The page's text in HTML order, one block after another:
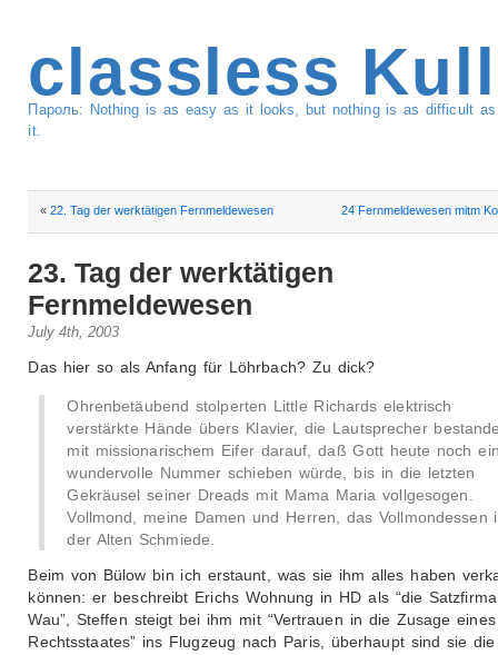
classless
Пароль: Nothing is as easy as it looks, but nothing is as difficult
it.
«22. Tag der werktätigen Fernmeldewesen 24 Fernmeldewesen mitm
23. Tag der werktätigen
Fernmeldewesen
July 4th, 2003
Das hier so als Anfang für Löhrbach? Zu dick?
Ohrenbetäubend stolperten Little Richards elektrisch
verstärkte Hände übers Klavier, die Lautsprecher
mit missionarischem Eifer darauf, daß Gott heute noch
wundervolle Nummer schieben würde, bis in die letzten
Gekräusel seiner Dreads mit Mama Maria vollgesogen.
Vollmond, meine Damen und Herren, das Vollmondessen
der Alten Schmiede.
Beim von Bülow bin ich erstaunt, was sie ihm alles haben
können: er beschreibt Erichs Wohnung in HD als “die
Wau”, Steffen steigt bei ihm mit “Vertrauen in die Zusage eines
Rechtsstaates” ins Flugzeug nach Paris, überhaupt sind sie